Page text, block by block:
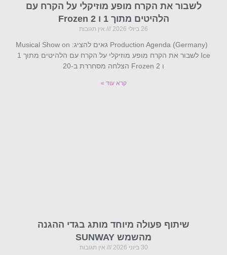
לשבור את הקרח מופע מוזיקלי על הקרח עם
הלהיטים מתוך 1 ו Frozen 2
26 ביולי 2026 אין תגובות
Production Agenda (Germany) גאים להציג: Musical Show on
Ice לשבור את הקרח מופע מוזיקלי על הקרח עם הלהיטים מתוך 1
ו Frozen 2 הצלחה מסחררת ב-20
קרא עוד »
שיתוף פעולה מיוחד מותג בגדי ההגנה
מהשמש SUNWAY
30 ביוני 2026 אין תגובות